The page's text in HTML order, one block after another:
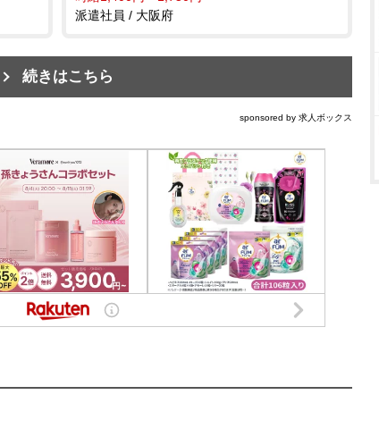
派遣社員 / 大阪府
続きはこちら
sponsored by 求人ボックス